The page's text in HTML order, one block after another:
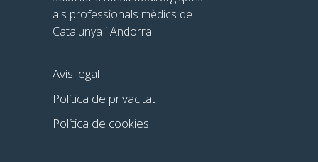
als professionals mèdics de
Catalunya i Andorra.
Avís legal
Política de privacitat
Política de cookies